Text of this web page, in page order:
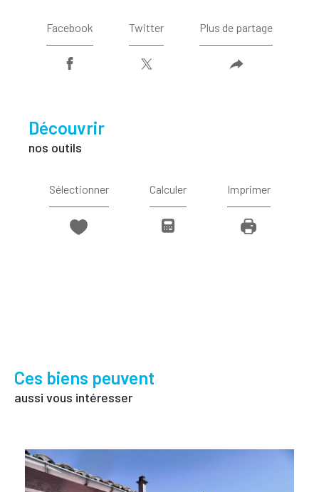
Facebook Twitter Plus de partage
découvrir
nos outils
Sélectionner Calculer Imprimer
Ces biens peuvent
aussi vous intéresser